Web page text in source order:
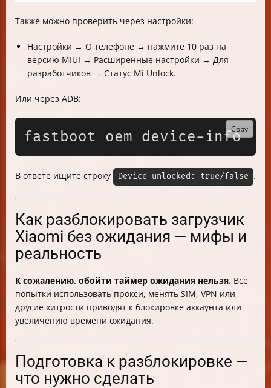
Также можно проверить через настройки:
Настройки → О телефоне → нажмите 10 раз на
версию MIUI → Расширенные настройки → Для
разработчиков → Статус Mi Unlock.
Или через ADB:
Copy
В ответе ищите строку Device unlocked: true/false .
Как разблокировать загрузчик
Xiaomi без ожидания — мифы и
реальность
К сожалению, обойти таймер ожидания нельзя. Все
попытки использовать прокси, менять SIM, VPN или
другие хитрости приводят к блокировке аккаунта или
увеличению времени ожидания.
Подготовка к разблокировке —
что нужно сделать